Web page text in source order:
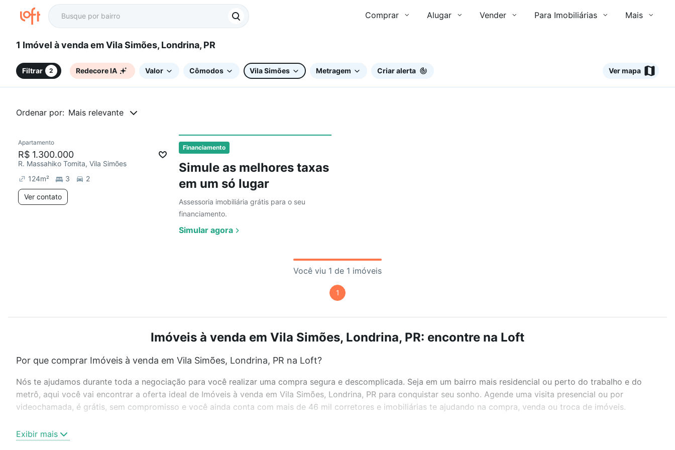
Comprar Alugar Vender Para Imobiliárias Mais
1 Imóvel à venda em Vila Simões, Londrina, PR
Filtrar 2 Redecore IA Valor Cômodos Vila Simões Metragem Criar alerta Ver mapa
Ordenar por: Mais relevante
Financiamento
Simule as melhores taxas
em um só lugar
Assessoria imobiliária grátis para o seu
financiamento.
Simular agora
Apartamento
R$ 1.300.000
R. Massahiko Tomita, Vila Simões
124m² 3 2
Ver contato
Você viu 1 de 1 imóveis
1
Imóveis à venda em Vila Simões, Londrina, PR: encontre na Loft
Por que comprar Imóveis à venda em Vila Simões, Londrina, PR na Loft?
Nós te ajudamos durante toda a negociação para você realizar uma compra segura e descomplicada. Seja em um bairro mais residencial ou perto do trabalho e do
metrô, aqui você vai encontrar a oferta ideal de Imóveis à venda em Vila Simões, Londrina, PR para conquistar seu sonho. Agende uma visita presencial ou por
videochamada, é grátis, sem compromisso e você ainda conta com mais de 46 mil corretores e imobiliárias te ajudando na compra, venda ou troca de imóveis.
Exibir mais